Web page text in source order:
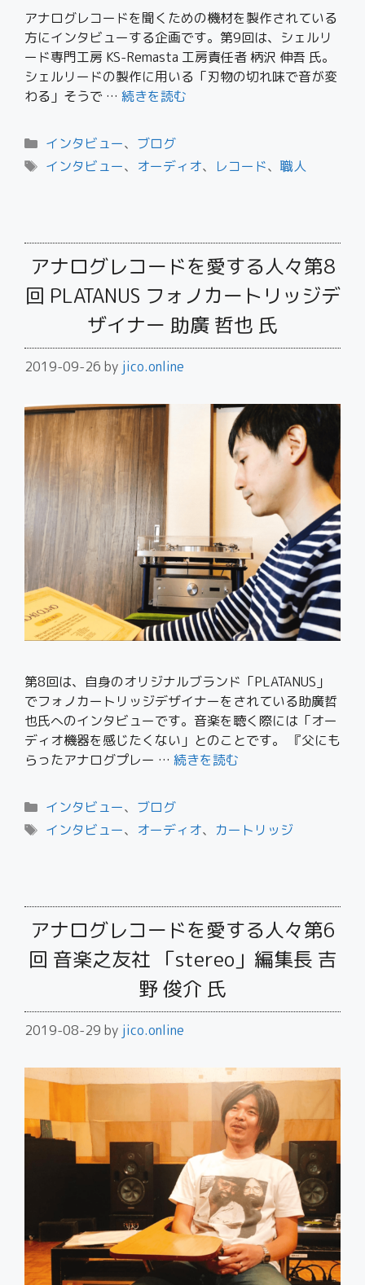
アナログレコードを聞くための機材を製作されている
方にインタビューする企画です。第9回は、シェルリ
ード専門工房 KS-Remasta 工房責任者 柄沢 伸吾 氏。
シェルリードの製作に用いる「刃物の切れ味で音が変
わる」そうで … 続きを読む
インタビュー、 ブログ
インタビュー、 オーディオ、 レコード、 職人
アナログレコードを愛する人々第8
回 PLATANUS フォノカートリッジデ
ザイナー 助廣 哲也 氏
2019-09-26 by jico.online
第8回は、自身のオリジナルブランド「PLATANUS」
でフォノカートリッジデザイナーをされている助廣哲
也氏へのインタビューです。音楽を聴く際には「オー
ディオ機器を感じたくない」とのことです。 『父にも
らったアナログプレー … 続きを読む
インタビュー、 ブログ
インタビュー、 オーディオ、 カートリッジ
アナログレコードを愛する人々第6
回 音楽之友社 「stereo」編集長 吉
野 俊介 氏
2019-08-29 by jico.online